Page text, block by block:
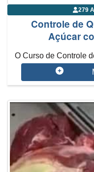
279
Controle de
Açúcar
O Curso de Controle
como